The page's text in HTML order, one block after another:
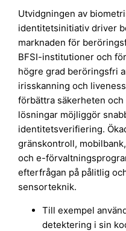
Utvidgningen av
identitetsinitiativ driver
marknaden för
BFSI-institutioner och
högre grad beröringsfri
irisskanning och
förbättra säkerheten
lösningar möjliggör
identitetsverifiering.
gränskontroll,
och e-
efterfrågan på pålitlig
sensorteknik.
Till exempel
detektering i sin